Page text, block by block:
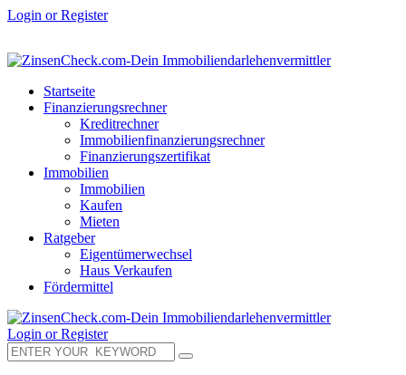
Login or Register
Startseite
Finanzierungsrechner
Kreditrechner
Immobilienfinanzierungsrechner
Finanzierungszertifikat
Immobilien
Immobilien
Kaufen
Mieten
Ratgeber
Eigentümerwechsel
Haus Verkaufen
Fördermittel
Login or Register